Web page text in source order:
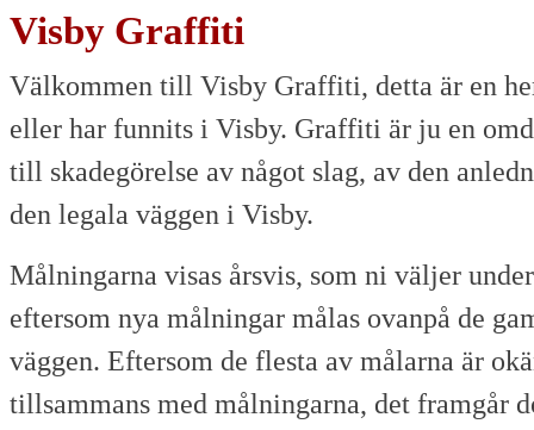
Visby Graffiti
Välkommen till Visby Graffiti, detta är en
eller har funnits i Visby. Graffiti är ju en
till skadegörelse av något slag, av den
den legala väggen i Visby.
Målningarna visas årsvis, som ni väljer
eftersom nya målningar målas ovanpå de
väggen. Eftersom de flesta av målarna är
tillsammans med målningarna, det framgår